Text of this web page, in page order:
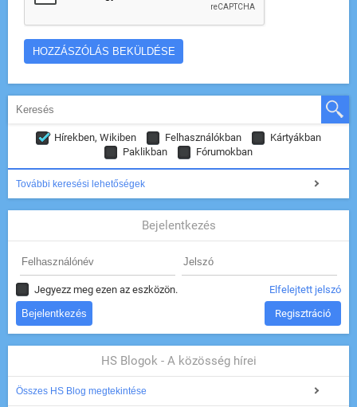
Hírekben, Wikiben Felhasználókban
Kártyákban
Paklikban
Fórumokban
További keresési lehetőségek
Bejelentkezés
Jegyezz meg ezen az eszközön. Elfelejtett jelszó
Regisztráció
HS Blogok - A közösség hírei
Összes HS Blog megtekintése